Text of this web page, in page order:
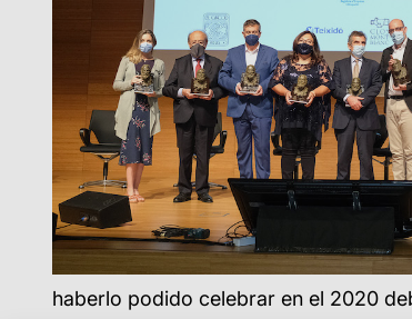
haberlo podido celebrar en el 2020